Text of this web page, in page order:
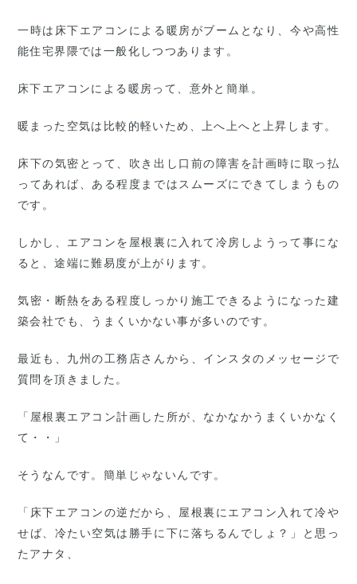
一時は床下エアコンによる暖房がブームとなり、今や高性
能住宅界隈では一般化しつつあります。
床下エアコンによる暖房って、意外と簡単。
暖まった空気は比較的軽いため、上へ上へと上昇します。
床下の気密とって、吹き出し口前の障害を計画時に取っ払
ってあれば、ある程度まではスムーズにできてしまうもの
です。
しかし、エアコンを屋根裏に入れて冷房しようって事にな
ると、途端に難易度が上がります。
気密・断熱をある程度しっかり施工できるようになった建
築会社でも、うまくいかない事が多いのです。
最近も、九州の工務店さんから、インスタのメッセージで
質問を頂きました。
「屋根裏エアコン計画した所が、なかなかうまくいかなく
て・・」
そうなんです。簡単じゃないんです。
「床下エアコンの逆だから、屋根裏にエアコン入れて冷や
せば、冷たい空気は勝手に下に落ちるんでしょ？」と思っ
たアナタ、